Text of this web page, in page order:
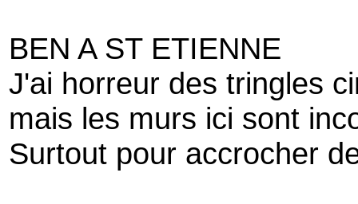
BEN A ST ETIENNE
J'ai horreur des tringles
mais les murs ici sont
Surtout pour accrocher